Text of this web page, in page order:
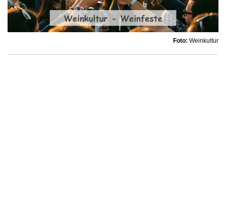
Foto: Weinkultur